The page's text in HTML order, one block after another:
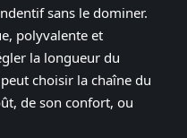
sans le dominer.
polyvalente et
la longueur du
choisir la chaîne du
de son confort, ou